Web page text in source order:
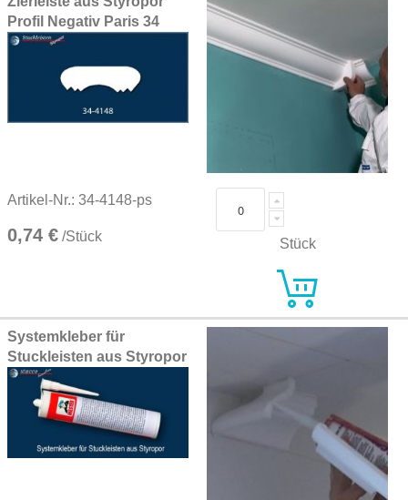
Profil Negativ Paris 34
Artikel-Nr.: 34-4148-ps
0,74 € /Stück Stück
Systemkleber für
Stuckleisten aus Styropor